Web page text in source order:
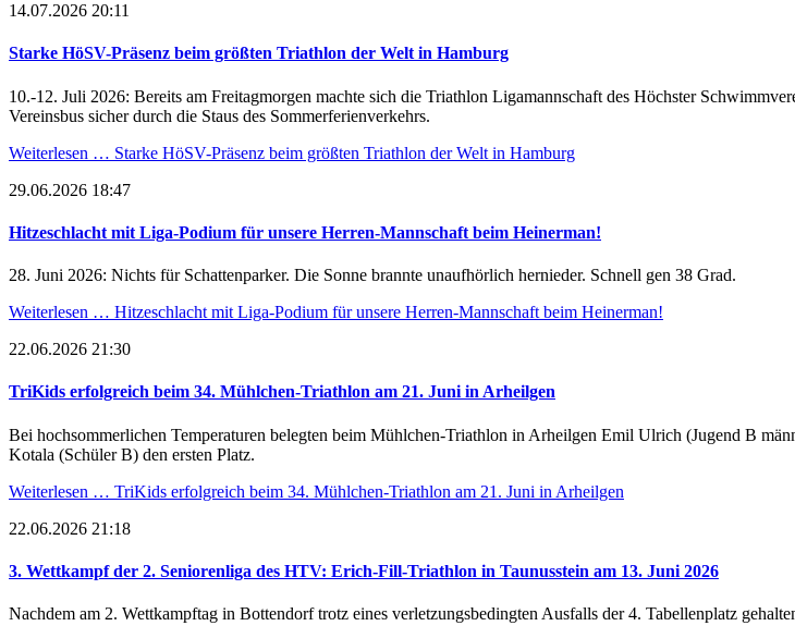
14.07.2026 20:11
Starke HöSV-Präsenz beim größten Triathlon der Welt in Hamburg
10.-12. Juli 2026: Bereits am Freitagmorgen machte sich die Triathlon Ligamannschaft des Höchster
Vereinsbus sicher durch die Staus des Sommerferienverkehrs.
Weiterlesen … Starke HöSV-Präsenz beim größten Triathlon der Welt in Hamburg
29.06.2026 18:47
Hitzeschlacht mit Liga-Podium für unsere Herren-Mannschaft beim Heinerman!
28. Juni 2026: Nichts für Schattenparker. Die Sonne brannte unaufhörlich hernieder. Schnell gen 38 Grad.
Weiterlesen … Hitzeschlacht mit Liga-Podium für unsere Herren-Mannschaft beim Heinerman!
22.06.2026 21:30
TriKids erfolgreich beim 34. Mühlchen-Triathlon am 21. Juni in Arheilgen
Bei hochsommerlichen Temperaturen belegten beim Mühlchen-Triathlon in Arheilgen Emil Ulrich (Jugend B
Kotala (Schüler B) den ersten Platz.
Weiterlesen … TriKids erfolgreich beim 34. Mühlchen-Triathlon am 21. Juni in Arheilgen
22.06.2026 21:18
3. Wettkampf der 2. Seniorenliga des HTV: Erich-Fill-Triathlon in Taunusstein am 13. Juni 2026
Nachdem am 2. Wettkampftag in Bottendorf trotz eines verletzungsbedingten Ausfalls der 4. Tabellenplatz